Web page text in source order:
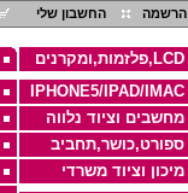
הרשמה החשבון שלי
LCD,פלזמות,ומקרנים
IPHONE5/IPAD/IMAC
מחשבים וציוד נלווה
ספורט,כושר,תחביב
מיכון וציוד משרדי